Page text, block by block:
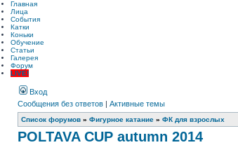
Главная
Лица
События
Катки
Коньки
Обучение
Статьи
Галерея
Форум
LIVE!
Вход
Сообщения без ответов | Активные темы
Список форумов » Фигурное катание » ФК для взрослых
POLTAVA CUP autumn 2014